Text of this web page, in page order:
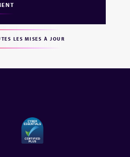
LES MISES À JOUR